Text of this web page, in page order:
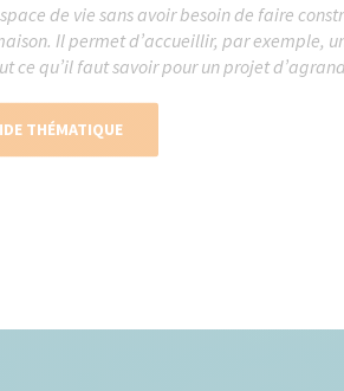
de vie sans avoir besoin de faire
Il permet d’accueillir, par exemple,
ce qu’il faut savoir pour un projet
THÉMATIQUE